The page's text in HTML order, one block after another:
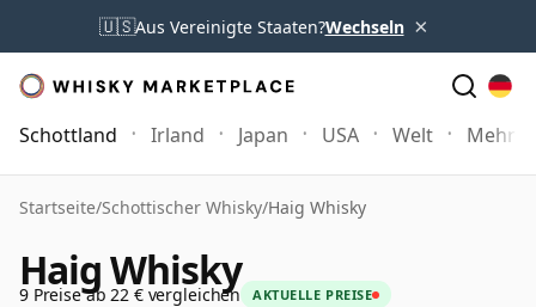
🇺🇸Aus Vereinigte Staaten?Wechseln ×
Schottland Irland Japan USA Welt Mehr
Startseite/Schottischer Whisky/Haig Whisky
Haig Whisky
9 Preise ab 22 € vergleichen AKTUELLE PREISE